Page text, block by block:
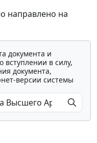
направлено на
документа и
в силу,
документа,
версии системы